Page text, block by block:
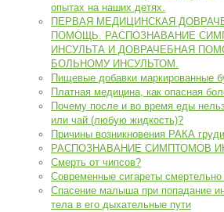
опытах на наших детях.
ПЕРВАЯ МЕДИЦИНСКАЯ
ПОМОЩЬ. РАСПОЗНАВАНИЕ
ИНСУЛЬТА И ДОВРАЧЕБНАЯ
БОЛЬНОМУ ИНСУЛЬТОМ.
Пищевые добавки маркированные
Платная медицина, как опасная
Почему после и во время еды
или чай (любую жидкость)?
Причины возникновения РАКА
РАСПОЗНАВАНИЕ СИМПТОМОВ
Смерть от чипсов?
Современные сигареты
Спасение малыша при попадание
тела в его дыхательные пути